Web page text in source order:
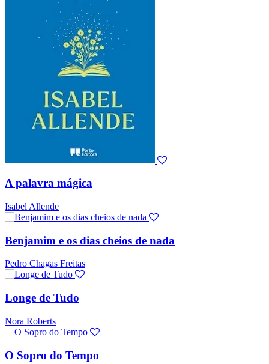
A palavra mágica
Isabel Allende
Benjamim e os dias cheios de nada
Pedro Chagas Freitas
Longe de Tudo
Nora Roberts
O Sopro do Tempo